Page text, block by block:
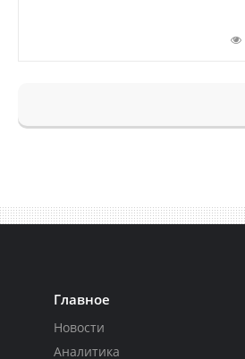
Главное
Новости
Аналитика